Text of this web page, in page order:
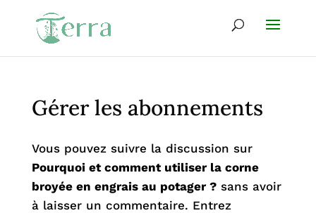
Gérer les abonnements
Vous pouvez suivre la discussion sur
Pourquoi et comment utiliser la corne
broyée en engrais au potager ?sans avoir
à laisser un commentaire. Entrez